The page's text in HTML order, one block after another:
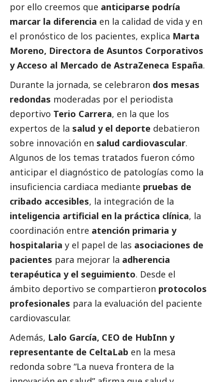
por ello creemos que anticiparse podría
marcar la diferencia en la calidad de vida y en
el pronóstico de los pacientes, explica Marta
Moreno, Directora de Asuntos Corporativos
y Acceso al Mercado de AstraZeneca España.
Durante la jornada, se celebraron dos mesas
redondas moderadas por el periodista
deportivo Terio Carrera, en la que los
expertos de la salud y el deporte debatieron
sobre innovación en salud cardiovascular.
Algunos de los temas tratados fueron cómo
anticipar el diagnóstico de patologías como la
insuficiencia cardiaca mediante pruebas de
cribado accesibles, la integración de la
inteligencia artificial en la práctica clínica, la
coordinación entre atención primaria y
hospitalaria y el papel de las asociaciones de
pacientes para mejorar la adherencia
terapéutica y el seguimiento. Desde el
ámbito deportivo se compartieron protocolos
profesionales para la evaluación del paciente
cardiovascular.
Además, Lalo García, CEO de HubInn y
representante de CeltaLab en la mesa
redonda sobre “La nueva frontera de la